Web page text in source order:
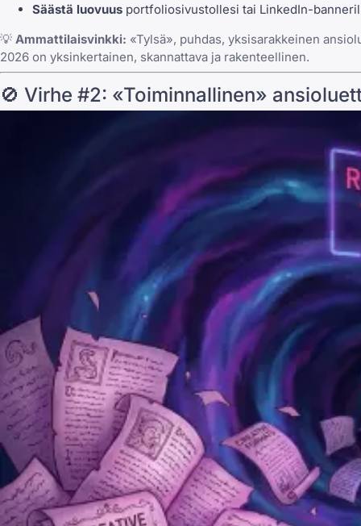
Säästä luovuus portfoliosivustollesi tai LinkedIn-
💡 Ammattilaisvinkki: «Tylsä», puhdas, yksisarakkeinen
2026 on yksinkertainen, skannattava ja rakenteellinen.
🚫 Virhe #2: «Toiminnallinen»